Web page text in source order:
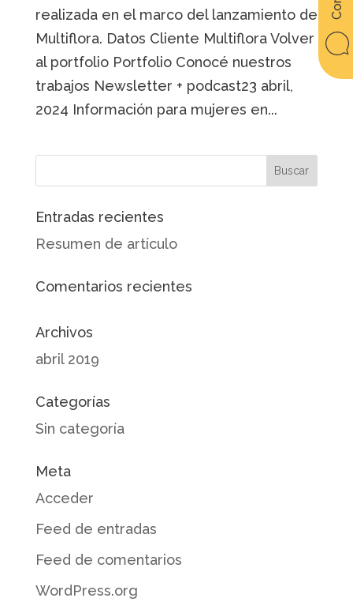
realizada en el marco del lanzamiento de
Multiflora. Datos Cliente Multiflora Volver
al portfolio Portfolio Conocé nuestros
trabajos Newsletter + podcast23 abril,
2024 Información para mujeres en...
Entradas recientes
Resumen de artículo
Comentarios recientes
Archivos
abril 2019
Categorías
Sin categoría
Meta
Acceder
Feed de entradas
Feed de comentarios
WordPress.org